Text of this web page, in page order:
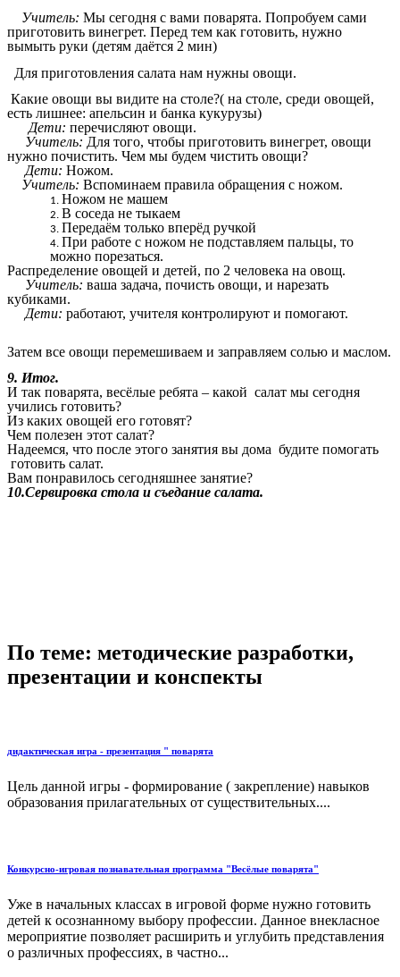
Учитель: Мы сегодня с вами поварята. Попробуем сами
приготовить винегрет. Перед тем как готовить, нужно
вымыть руки (детям даётся 2 мин)
Для приготовления салата нам нужны овощи.
Какие овощи вы видите на столе?( на столе, среди овощей,
есть лишнее: апельсин и банка кукурузы)
Дети: перечисляют овощи.
Учитель: Для того, чтобы приготовить винегрет, овощи
нужно почистить. Чем мы будем чистить овощи?
Дети: Ножом.
Учитель: Вспоминаем правила обращения с ножом.
Ножом не машем
В соседа не тыкаем
Передаём только вперёд ручкой
При работе с ножом не подставляем пальцы, то
можно порезаться.
Распределение овощей и детей, по 2 человека на овощ.
Учитель: ваша задача, почисть овощи, и нарезать
кубиками.
Дети: работают, учителя контролируют и помогают.
Затем все овощи перемешиваем и заправляем солью и маслом.
9. Итог.
И так поварята, весёлые ребята – какой салат мы сегодня
учились готовить?
Из каких овощей его готовят?
Чем полезен этот салат?
Надеемся, что после этого занятия вы дома будите помогать
готовить салат.
Вам понравилось сегодняшнее занятие?
10.Сервировка стола и съедание салата.
По теме: методические разработки,
презентации и конспекты
дидактическая игра - презентация " поварята
Цель данной игры - формирование ( закрепление) навыков
образования прилагательных от существительных....
Конкурсно-игровая познавательная программа "Весёлые поварята"
Уже в начальных классах в игровой форме нужно готовить
детей к осознанному выбору профессии. Данное внекласное
мероприятие позволяет расширить и углубить представления
о различных профессиях, в частно...